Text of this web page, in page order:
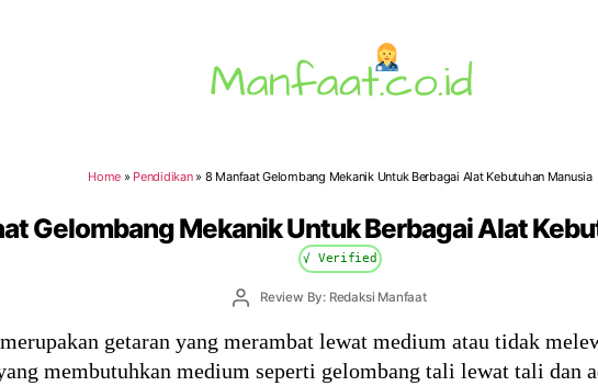
Home » Pendidikan» 8 Manfaat Gelombang Mekanik Untuk Berbagai Alat Kebutuhan Manusia
Gelombang Mekanik Untuk Berbagai Alat
√ Verified
PostReview By: Redaksi Manfaat
getaran yang merambat lewat medium atau tidak
membutuhkan medium seperti gelombang tali lewat tali dan